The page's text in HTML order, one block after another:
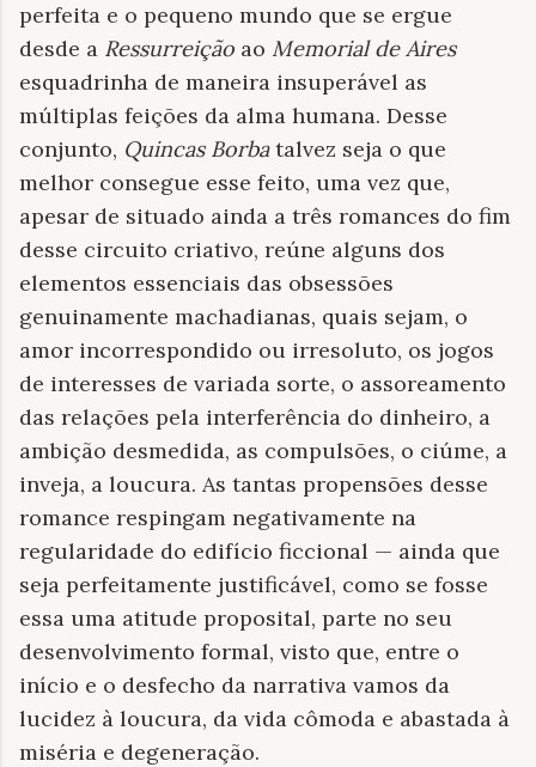
perfeita e o pequeno mundo que se ergue
desde a Ressurreição ao Memorial de Aires
esquadrinha de maneira insuperável as
múltiplas feições da alma humana. Desse
conjunto, Quincas Borbatalvez seja o que
melhor consegue esse feito, uma vez que,
apesar de situado ainda a três romances do fim
desse circuito criativo, reúne alguns dos
elementos essenciais das obsessões
genuinamente machadianas, quais sejam, o
amor incorrespondido ou irresoluto, os jogos
de interesses de variada sorte, o assoreamento
das relações pela interferência do dinheiro, a
ambição desmedida, as compulsões, o ciúme, a
inveja, a loucura. As tantas propensões desse
romance respingam negativamente na
regularidade do edifício ficcional — ainda que
seja perfeitamente justificável, como se fosse
essa uma atitude proposital, parte no seu
desenvolvimento formal, visto que, entre o
início e o desfecho da narrativa vamos da
lucidez à loucura, da vida cômoda e abastada à
miséria e degeneração.